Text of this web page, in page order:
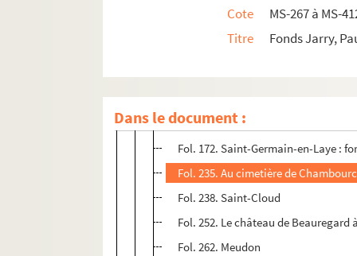
Cote
MS-267 à MS-
Titre
Fonds Jarry,
Dans le document :
Paul Jarry. Histoire et archéologie. Notes
4-MS-279. Paul Jarry. Notes et
Fol. 1. Le Vésinet : histoire ; villas
Fol. 93. Chatou, Croissy,
Fol. 172. Saint-Germain-en-Laye :
Fol. 235. Au cimetière de
Fol. 238. Saint-Cloud
Fol. 252. Le château de
Fol. 262. Meudon